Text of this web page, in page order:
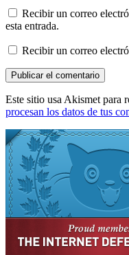
Recibir un correo
esta entrada.
Recibir un correo
Este sitio usa Akismet para
procesan los datos de tus